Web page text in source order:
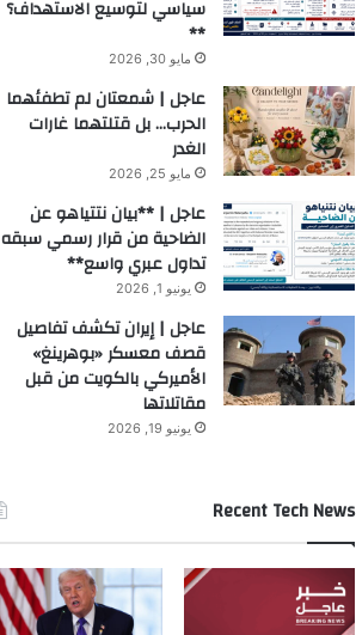
سياسي لتوسيع الاستهداف؟
**
مايو 30, 2026
عاجل | شمعتان لم تطفئهما
الحرب… بل قتلتهما غارات
الغدر
مايو 25, 2026
عاجل | **بيان نتتياهو عن
الضاحية من قرار رسمي سبقه
تداول عبري واسع**
يونيو 1, 2026
عاجل | إيران تكشف تفاصيل
قصف معسكر «بوهرينغ»
الأميركي بالكويت من قبل
مقاتلاتها
يونيو 19, 2026
Recent Tech News